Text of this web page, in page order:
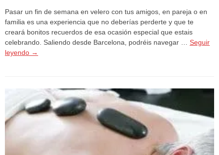
Pasar un fin de semana en velero con tus amigos, en pareja o en
familia es una experiencia que no deberías perderte y que te
creará bonitos recuerdos de esa ocasión especial que estais
celebrando. Saliendo desde Barcelona, podréis navegar … Seguir
leyendo →